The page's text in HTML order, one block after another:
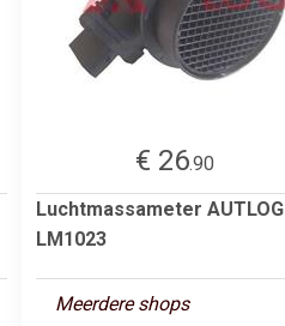
€ 26.90
Luchtmassameter AUTLOG
LM1023
Meerdere shops